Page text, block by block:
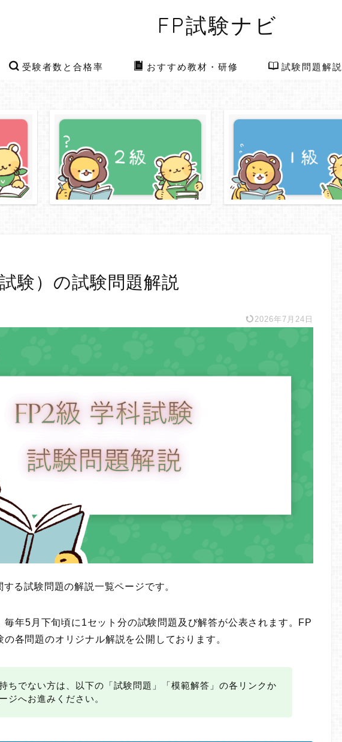
FP試験ナビ
受験者数と合格率 おすすめ教材・研修 試験問題解説
験）の試験問題解説
2026年7月24日
る試験問題の解説一覧ページです。
毎年5月下旬頃に1セット分の試験問題及び解答が公表されます。FP
各問題のオリジナル解説を公開しております。
ちでない方は、以下の「試験問題」「模範解答」の各リンクか
ジへお進みください。